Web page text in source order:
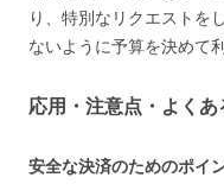
り、特別なリクエストを
ないように予算を決めて
応用・注意点・よくあ
安全な決済のためのポイ